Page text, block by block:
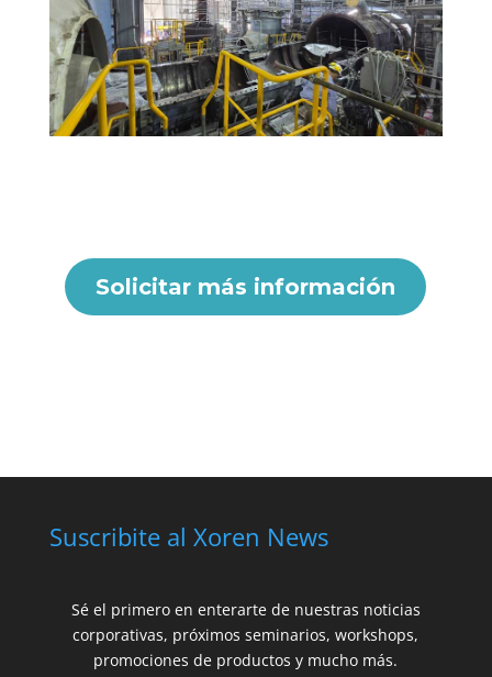
Solicitar más información
Suscribite al Xoren News
Sé el primero en enterarte de nuestras noticias
corporativas, próximos seminarios, workshops,
promociones de productos y mucho más.